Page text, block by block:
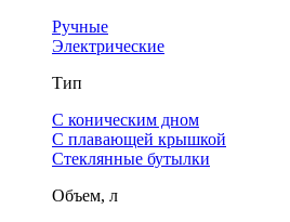
Ручные
Электрические
Тип
С коническим дном
С плавающей крышкой
Стеклянные бутылки
Объем, л